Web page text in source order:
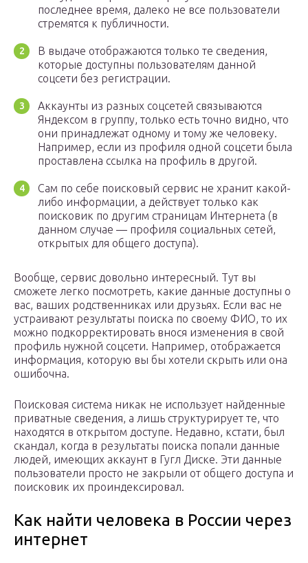
последнее время, далеко не все пользователи
стремятся к публичности.
В выдаче отображаются только те сведения,
которые доступны пользователям данной
соцсети без регистрации.
Аккаунты из разных соцсетей связываются
Яндексом в группу, только есть точно видно, что
они принадлежат одному и тому же человеку.
Например, если из профиля одной соцсети была
проставлена ссылка на профиль в другой.
Сам по себе поисковый сервис не хранит какой-
либо информации, а действует только как
поисковик по другим страницам Интернета (в
данном случае — профиля социальных сетей,
открытых для общего доступа).
Вообще, сервис довольно интересный. Тут вы
сможете легко посмотреть, какие данные доступны о
вас, ваших родственниках или друзьях. Если вас не
устраивают результаты поиска по своему ФИО, то их
можно подкорректировать внося изменения в свой
профиль нужной соцсети. Например, отображается
информация, которую вы бы хотели скрыть или она
ошибочна.
Поисковая система никак не использует найденные
приватные сведения, а лишь структурирует те, что
находятся в открытом доступе. Недавно, кстати, был
скандал, когда в результаты поиска попали данные
людей, имеющих аккаунт в Гугл Диске. Эти данные
пользователи просто не закрыли от общего доступа и
поисковик их проиндексировал.
Как найти человека в России через
интернет